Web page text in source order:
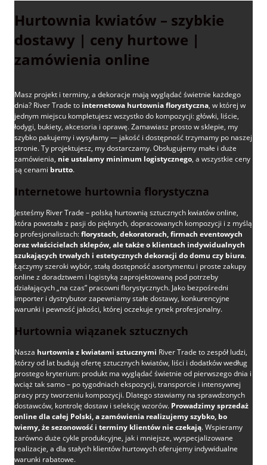
Hurtownia kwiatów – szybkie
dostawy | ceny hurtowe |
zamówienia online
Masz projekt i terminy, a dekoracje mają wyglądać świetnie każdego
dnia? River Trade to internetowa hurtownia florystyczna, w której w
jednym miejscu kompletujesz wszystko do kompozycji: główki, liście,
łodygi, bukiety, akcesoria i oprawę. Zamawiasz prosto w sklepie, my
szybko pakujemy i wysyłamy — jakość i dostępność trzymamy po naszej
stronie. Ty projektujesz, my dostarczamy. Obsługujemy małe i duże
zamówienia, nie ustalamy minimum logistycznego, a wszystkie ceny
są cenami brutto.
Internetowe hurtownia florystyczna
Jesteśmy River Trade – polską hurtownią sztucznych kwiatów online,
która powstała z pasji do pięknych, dopracowanych kompozycji i z myślą
o profesjonalistach:florystach, dekoratorach, firmach eventowych
oraz właścicielach sklepów, ale także o klientach indywidualnych
szukających trwałych i estetycznych dekoracji do domu czy biura.
Łączymy szeroki wybór, stałą dostępność asortymentu i proste zakupy
online z doradztwem i logistyką zaprojektowaną pod potrzeby
działających „na czas” pracowni florystycznych. Jako bezpośredni
importer i dystrybutor zapewniamy stałe dostawy, konkurencyjne
warunki i pewność jakości, której oczekuje rynek profesjonalny.
Hurtownia wiązanek sztucznych
Nasza hurtownia z kwiatami sztucznymi River Trade to zespół ludzi,
którzy od lat budują ofertę sztucznych kwiatów, liści i dodatków według
prostego kryterium: produkt ma wyglądać świetnie od pierwszego dnia i
wciąż tak samo – po tygodniach ekspozycji, transporcie i intensywnej
pracy przy tworzeniu kompozycji. Dlatego stawiamy na sprawdzonych
dostawców, kontrolę dostaw i selekcję wzorów. Prowadzimy sprzedaż
online dla całej Polski, a zamówienia realizujemy szybko, bo
wiemy, że sezonowość i terminy klientów nie czekają. Wspieramy
zarówno duże cykle produkcyjne, jak i mniejsze, wyspecjalizowane
realizacje, a dla stałych klientów hurtowych oferujemy indywidualne
warunki rabatowe.